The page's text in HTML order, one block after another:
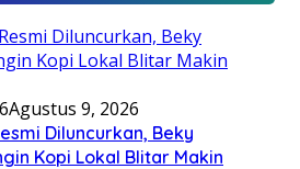
Agustus 9, 2026
Diluncurkan, Beky
Kopi Lokal Blitar Makin